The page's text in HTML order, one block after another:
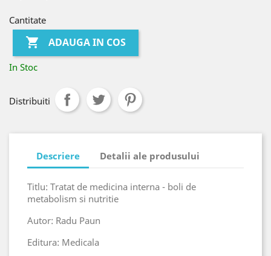
Cantitate
 ADAUGA IN COS
In Stoc
Distribuiti
Descriere Detalii ale produsului
Titlu: Tratat de medicina interna - boli de
metabolism si nutritie
Autor: Radu Paun
Editura: Medicala